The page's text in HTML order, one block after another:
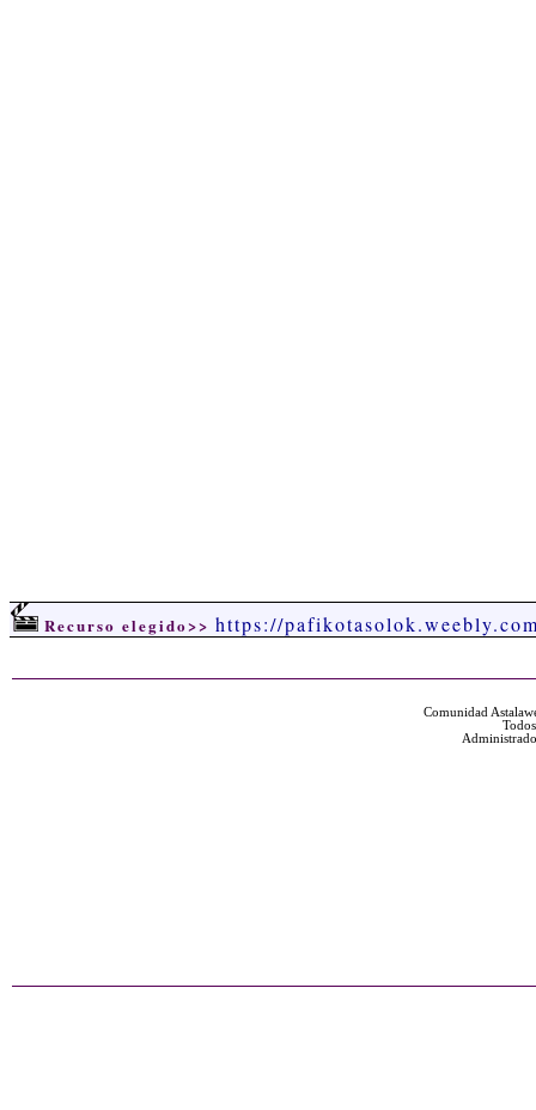
Recurso elegido>> https://
Comunidad